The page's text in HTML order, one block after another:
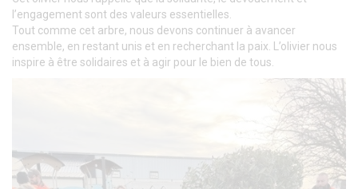
l’engagement sont des valeurs essentielles.
Tout comme cet arbre, nous devons continuer à avancer
ensemble, en restant unis et en recherchant la paix. L’olivier nous
inspire à être solidaires et à agir pour le bien de tous.